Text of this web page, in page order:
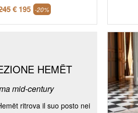
€ 195 -20%
HEMËT
mid-century
ritrova il suo posto nei